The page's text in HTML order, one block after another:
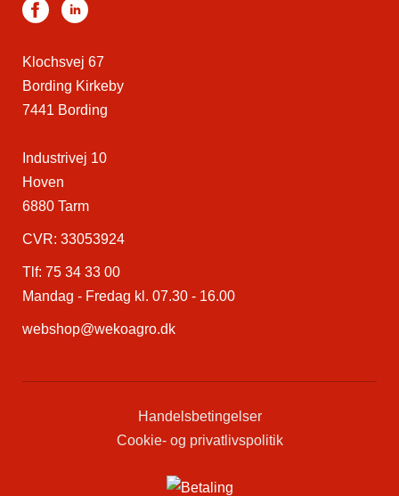
Klochsvej 67
Bording Kirkeby
7441 Bording
Industrivej 10
Hoven
6880 Tarm
CVR: 33053924
Tlf: 75 34 33 00
Mandag - Fredag kl. 07.30 - 16.00
webshop@wekoagro.dk
Handelsbetingelser
Cookie- og privatlivspolitik